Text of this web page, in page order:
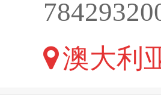
补贴！
司为您
澳大利